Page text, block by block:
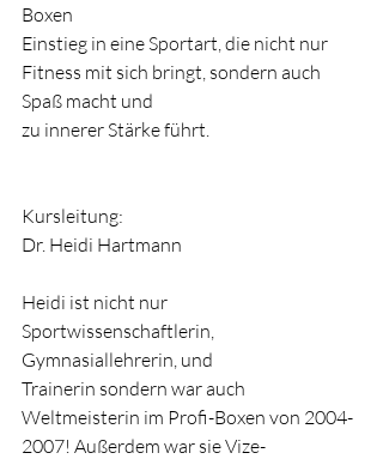
Boxen
Einstieg in eine Sportart, die nicht nur
Fitness mit sich bringt, sondern auch
Spaß macht und
zu innerer Stärke führt.
Kursleitung:
Dr. Heidi Hartmann
Heidi ist nicht nur
Sportwissenschaftlerin,
Gymnasiallehrerin, und
Trainerin sondern war auch
Weltmeisterin im Profi-Boxen von 2004-
2007! Außerdem war sie Vize-